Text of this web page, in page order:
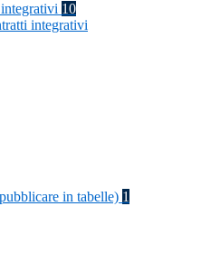
10
integrativi
in tabelle) 1